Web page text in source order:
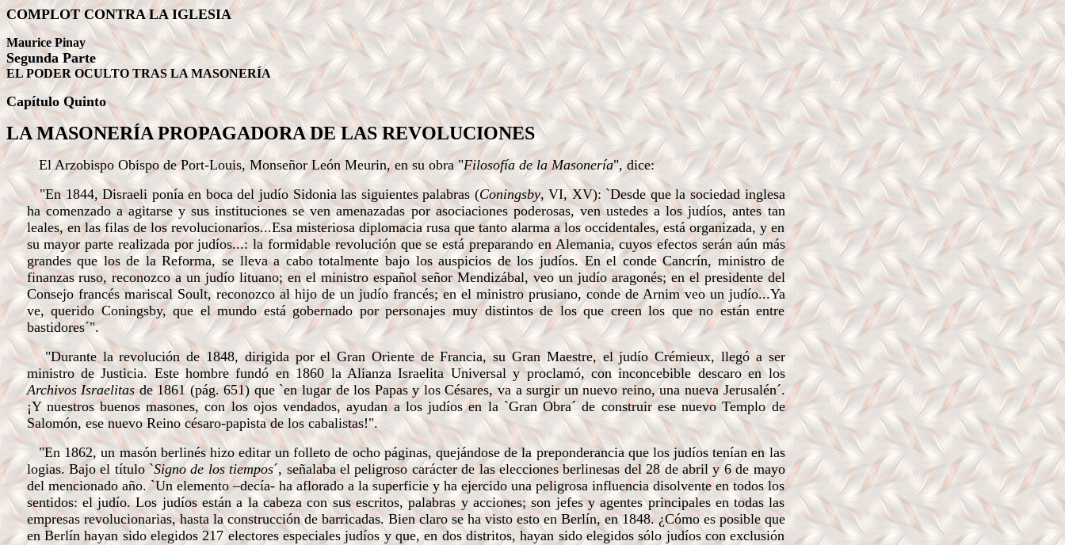
COMPLOT CONTRA LA IGLESIA
Maurice Pinay
Segunda Parte
EL PODER OCULTO TRAS LA MASONERÍA
Capítulo Quinto
LA MASONERÍA PROPAGADORA DE LAS REVOLUCIONES
El Arzobispo Obispo de Port-Louis, Monseñor León Meurin, en su obra "Filosofía de la Masonería", dice:
"En 1844, Disraeli ponía en boca del judío Sidonia las siguientes palabras (Coningsby, VI, XV): `Desde que la sociedad inglesa
ha comenzado a agitarse y sus instituciones se ven amenazadas por asociaciones poderosas, ven ustedes a los judíos, antes tan
leales, en las filas de los revolucionarios...Esa misteriosa diplomacia rusa que tanto alarma a los occidentales, está organizada, y en
su mayor parte realizada por judíos...: la formidable revolución que se está preparando en Alemania, cuyos efectos serán aún más
grandes que los de la Reforma, se lleva a cabo totalmente bajo los auspicios de los judíos. En el conde Cancrín, ministro de
finanzas ruso, reconozco a un judío lituano; en el ministro español señor Mendizábal, veo un judío aragonés; en el presidente del
Consejo francés mariscal Soult, reconozco al hijo de un judío francés; en el ministro prusiano, conde de Arnim veo un judío...Ya
ve, querido Coningsby, que el mundo está gobernado por personajes muy distintos de los que creen los que no están entre
bastidores´".
"Durante la revolución de 1848, dirigida por el Gran Oriente de Francia, su Gran Maestre, el judío Crémieux, llegó a ser
ministro de Justicia. Este hombre fundó en 1860 la Alianza Israelita Universal y proclamó, con inconcebible descaro en los
Archivos Israelitasde 1861 (pág. 651) que `en lugar de los Papas y los Césares, va a surgir un nuevo reino, una nueva Jerusalén´.
¡Y nuestros buenos masones, con los ojos vendados, ayudan a los judíos en la `Gran Obra´ de construir ese nuevo Templo de
Salomón, ese nuevo Reino césaro-papista de los cabalistas!".
"En 1862, un masón berlinés hizo editar un folleto de ocho páginas, quejándose de la preponderancia que los judíos tenían en las
logias. Bajo el título `Signo de los tiempos´, señalaba el peligroso carácter de las elecciones berlinesas del 28 de abril y 6 de mayo
del mencionado año. `Un elemento –decía- ha aflorado a la superficie y ha ejercido una peligrosa influencia disolvente en todos los
sentidos: el judío. Los judíos están a la cabeza con sus escritos, palabras y acciones; son jefes y agentes principales en todas las
empresas revolucionarias, hasta la construcción de barricadas. Bien claro se ha visto esto en Berlín, en 1848. ¿Cómo es posible que
en Berlín hayan sido elegidos 217 electores especiales judíos y que, en dos distritos, hayan sido elegidos sólo judíos con exclusión